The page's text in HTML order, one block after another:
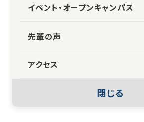
イベント・オープンキャンパス
先輩の声
アクセス
閉じる